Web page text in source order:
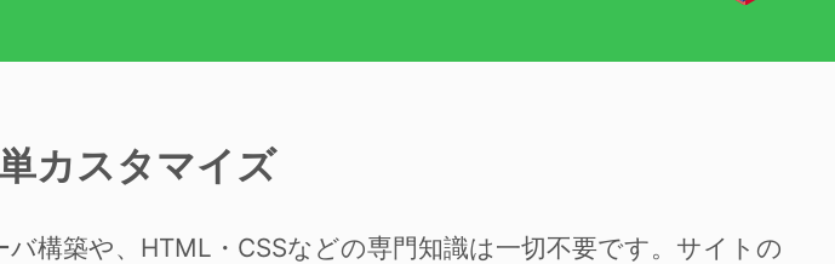
カスタマイズ
バ構築や、HTML・CSSなどの専門知識は一切不要です。サイトの